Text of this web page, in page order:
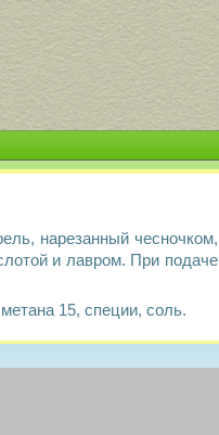
нарезанный чесночком,
и лавром. При подаче
15, специи, соль.